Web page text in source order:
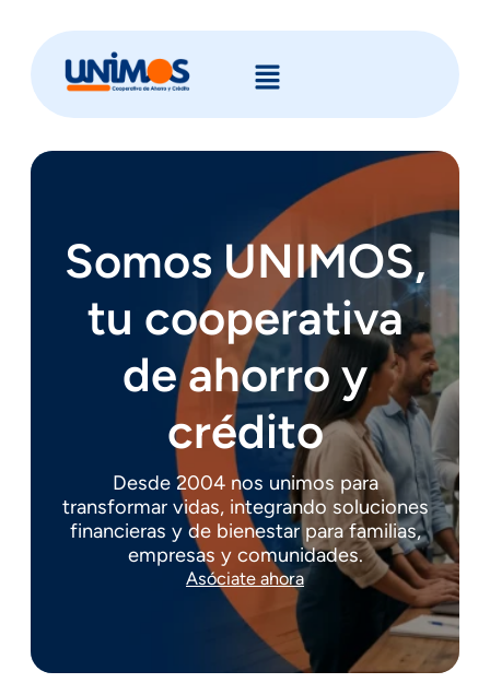
Somos UNIMOS,
tu cooperativa
de ahorro y
crédito
Desde 2004 nos unimos para
transformar vidas, integrando soluciones
financieras y de bienestar para familias,
empresas y comunidades.
Asóciate ahora